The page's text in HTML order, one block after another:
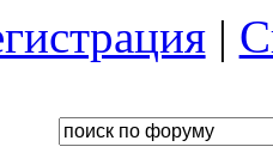
|